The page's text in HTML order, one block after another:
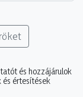
és hozzájárulok
és értesítések